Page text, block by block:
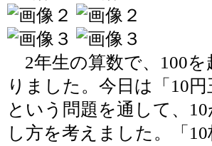
2年生の算数で、100を
りました。今日は「10
という問題を通して、
し方を考えました。「